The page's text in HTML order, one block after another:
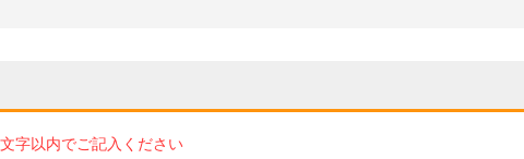
字以内でご記入ください